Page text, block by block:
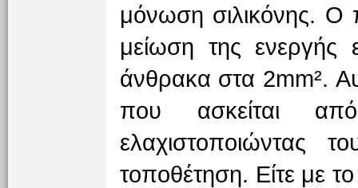
μόνωση σιλικόνης. Ο
μείωση της ενεργής
άνθρακα στα 2mm².
που ασκείται
ελαχιστοποιώντας
τοποθέτηση. Είτε με